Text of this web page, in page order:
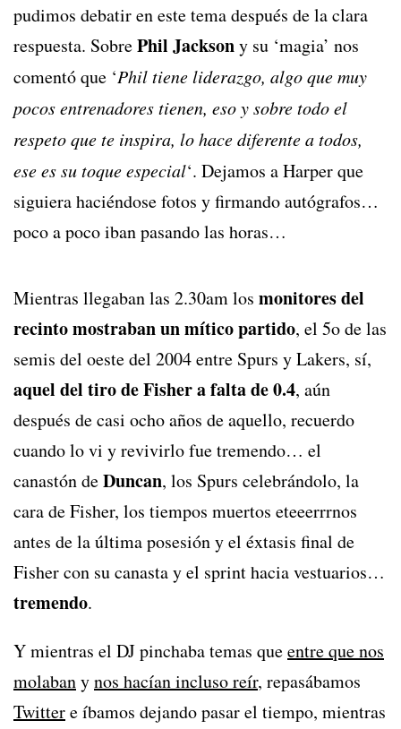
pudimos debatir en este tema después de la clara
respuesta. SobrePhil Jacksony su ‘magia’ nos
comentó que ‘Phil tiene liderazgo, algo que muy
pocos entrenadores tienen, eso y sobre todo el
respeto que te inspira, lo hace diferente a todos,
ese es su toque especial‘. Dejamos a Harper que
siguiera haciéndose fotos y firmando autógrafos…
poco a poco iban pasando las horas…
Mientras llegaban las 2.30am los monitores del
recinto mostraban un mítico partido, el 5o de las
semis del oeste del 2004 entre Spurs y Lakers, sí,
aquel del tiro de Fisher a falta de 0.4, aún
después de casi ocho años de aquello, recuerdo
cuando lo vi y revivirlo fue tremendo… el
canastón deDuncan, los Spurs celebrándolo, la
cara de Fisher, los tiempos muertos eteeerrrnos
antes de la última posesión y el éxtasis final de
Fisher con su canasta y el sprint hacia vestuarios…
tremendo.
Y mientras el DJ pinchaba temas queentre que nos
molabanynos hacían incluso reír, repasábamos
Twittere íbamos dejando pasar el tiempo, mientras